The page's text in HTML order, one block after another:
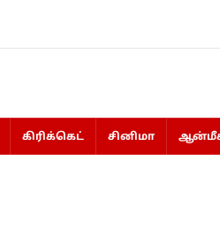
கிரிக்கெட் சினிமா